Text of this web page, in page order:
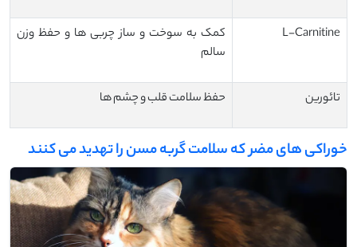
L-Carnitine
کمک به سوخت و ساز چربی ‌ها و حفظ وزن
سالم
تائورین حفظ سلامت قلب و چشم ‌ها
خوراکی‌ های مضر که سلامت گربه مسن را تهدید می ‌کنند